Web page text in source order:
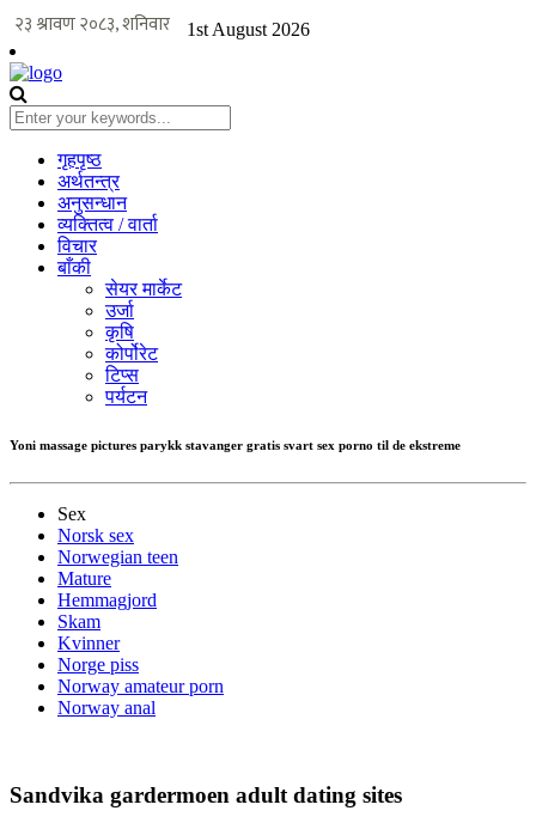
1st August 2026
गृहपृष्ठ
अर्थतन्त्र
अनुसन्धान
व्यक्तित्व / वार्ता
विचार
बाँकी
सेयर मार्केट
उर्जा
कृषि
कोर्पोरेट
टिप्स
पर्यटन
Yoni massage pictures parykk stavanger gratis svart sex porno til de ekstreme
Sex
Norsk sex
Norwegian teen
Mature
Hemmagjord
Skam
Kvinner
Norge piss
Norway amateur porn
Norway anal
Sandvika gardermoen adult dating sites